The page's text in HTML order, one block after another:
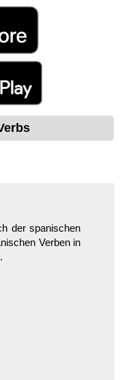
der spanischen
Verben in